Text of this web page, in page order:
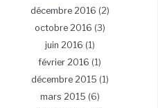
décembre 2016 (2)
octobre 2016 (3)
juin 2016 (1)
février 2016 (1)
décembre 2015 (1)
mars 2015 (6)